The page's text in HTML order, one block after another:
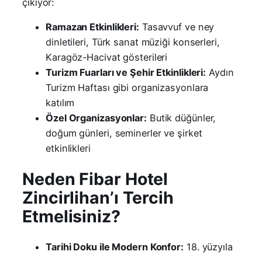
Ramazan Etkinlikleri: Tasavvuf ve ney
dinletileri, Türk sanat müziği konserleri,
Karagöz-Hacivat gösterileri
Turizm Fuarları ve Şehir Etkinlikleri: Aydın
Turizm Haftası gibi organizasyonlara
katılım
Özel Organizasyonlar: Butik düğünler,
doğum günleri, seminerler ve şirket
etkinlikleri
Neden Fibar Hotel
Zincirlihan’ı Tercih
Etmelisiniz?
Tarihi Doku ile Modern Konfor: 18. yüzyıla